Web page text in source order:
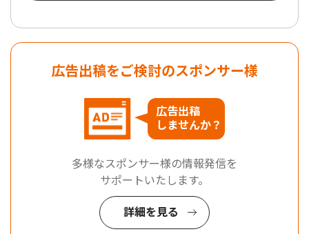
広告出稿をご検討のスポンサー様
広告出稿
しませんか？
多様なスポンサー様の情報発信を
サポートいたします。
詳細を見る